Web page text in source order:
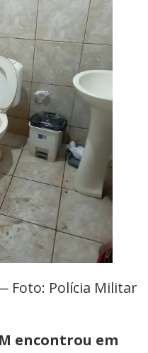
Foto: Polícia Militar
encontrou em